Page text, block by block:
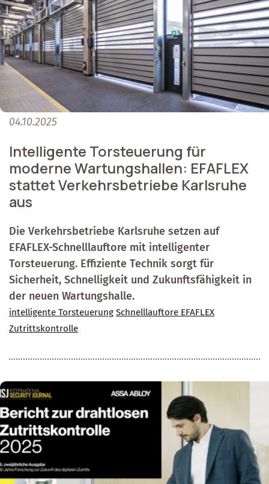
04.10.2025
Intelligente Torsteuerung für
moderne Wartungshallen: EFAFLEX
stattet Verkehrsbetriebe Karlsruhe
aus
Die Verkehrsbetriebe Karlsruhe setzen auf
EFAFLEX-Schnelllauftore mit intelligenter
Torsteuerung. Effiziente Technik sorgt für
Sicherheit, Schnelligkeit und Zukunftsfähigkeit in
der neuen Wartungshalle.
intelligente Torsteuerung Schnelllauftore EFAFLEX
Zutrittskontrolle